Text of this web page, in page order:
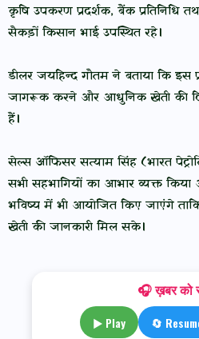
कृषि उपकरण प्रदर्शक, बैंक प्रतिनिधि
सैकड़ों किसान भाई उपस्थित रहे।
डीलर जयहिन्द गौतम ने बताया कि इस
जागरूक करने और आधुनिक खेती की
हैं।
सेल्स ऑफिसर सत्याम सिंह (भारत
सभी सहभागियों का आभार व्यक्त किया
भविष्य में भी आयोजित किए जाएंगे
खेती की जानकारी मिल सके।
🎧 ख़बर को
▶ Play 🔄